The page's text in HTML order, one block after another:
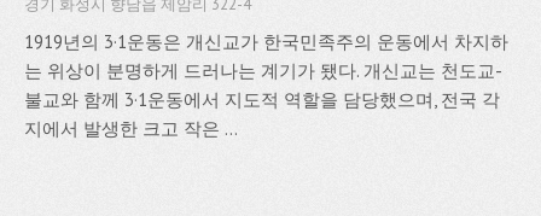
경기 화성시 향남읍 제암리 322-4
1919년의 3·1운동은 개신교가 한국민족주의 운동에서 차지하
는 위상이 분명하게 드러나는 계기가 됐다. 개신교는 천도교-
불교와 함께 3·1운동에서 지도적 역할을 담당했으며, 전국 각
지에서 발생한 크고 작은 ...